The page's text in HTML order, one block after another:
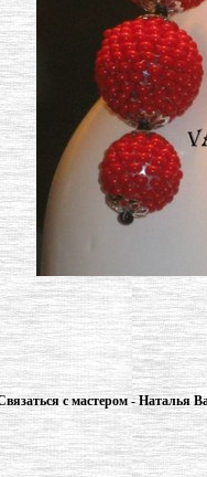
с мастером - Наталья